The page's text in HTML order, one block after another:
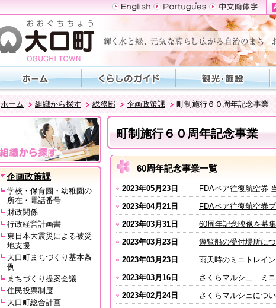
ホーム 組織から探す 総務部 企画政策課 町制施行６０周年記念事業
企画政策課
学校・保育園・幼稚園の
所在・電話番号
財政関係
行政経営計画書
東日本大震災による被災
地支援
大口町まちづくり基本条
例
まちづくり提案会議
住民投票制度
大口町総合計画
町制施行６０周年記念事業
60周年記念事業一覧
2023年05月23日
FDAペア往復航空券
2023年04月21日
FDAペア往復航空券
2023年03月31日
60周年記念映像を募
2023年03月23日
遊覧船の受付場所に
2023年03月23日
雨天時のミニトレイ
2023年03月16日
さくらマルシェ ミニ
2023年02月24日
さくらマルシェにつ